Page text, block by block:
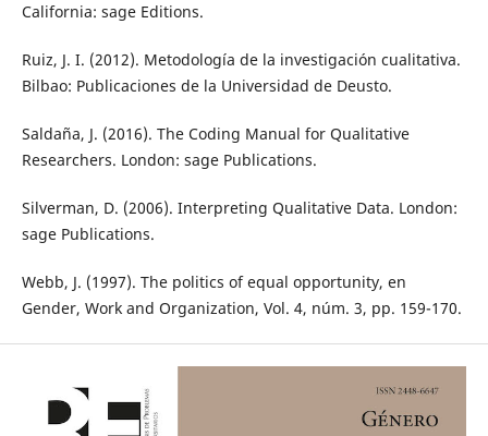
California: sage Editions.
Ruiz, J. I. (2012). Metodología de la investigación cualitativa.
Bilbao: Publicaciones de la Universidad de Deusto.
Saldaña, J. (2016). The Coding Manual for Qualitative
Researchers. London: sage Publications.
Silverman, D. (2006). Interpreting Qualitative Data. London:
sage Publications.
Webb, J. (1997). The politics of equal opportunity, en
Gender, Work and Organization, Vol. 4, núm. 3, pp. 159-170.